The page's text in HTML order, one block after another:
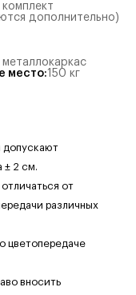
дополнительно)
место:150 кг
допускают
± 2 см.
от
различных
цветопередаче
вносить